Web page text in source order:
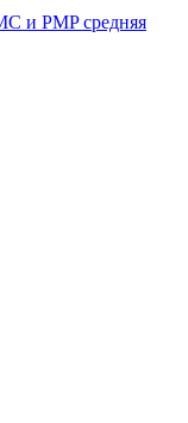
и PMP средняя